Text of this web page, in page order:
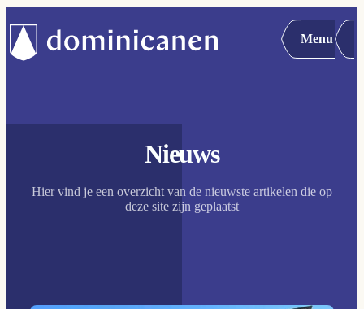
Menu
Nieuws
Hier vind je een overzicht van de nieuwste artikelen die op
deze site zijn geplaatst